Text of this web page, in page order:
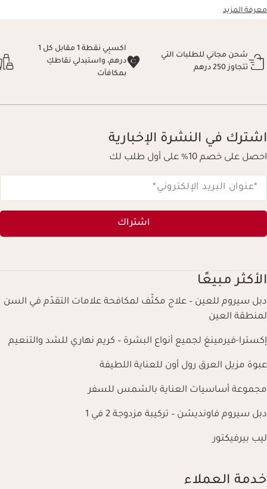
معرفة المزيد
شحن مجاني للطلبات التي
تتجاوز 250 درهم
اكسبِي نقطة 1 مقابل كل 1
درهم، واستبدلي نقاطكِ
بمكافآت
اشترك في النشرة الإخبارية
احصل على خصم 10% على أول طلب لك
*عنوان البريد الإلكتروني*
اشتراك
الأكثر مبيعًا
دبل سيروم للعين – علاج مكثّف لمكافحة علامات التقدّم في السن
لمنطقة العين
إكسترا-فيرمينغ لجميع أنواع البشرة – كريم نهاري للشد والتنعيم
عبوة مزيل العرق رول أون للعناية اللطيفة
مجموعة أساسيات العناية بالشمس للسفر
دبل سيروم فاونديشن – تركيبة مزدوجة 2 في 1
ليب بيرفيكتور
خدمة العملاء